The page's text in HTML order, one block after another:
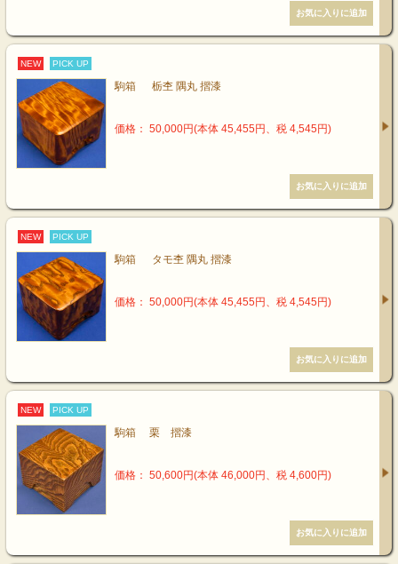
NEW PICK UP
駒箱 栃杢 隅丸 摺漆
価格： 50,000円(本体 45,455円、税 4,545円)
NEW PICK UP
駒箱 タモ杢 隅丸 摺漆
価格： 50,000円(本体 45,455円、税 4,545円)
NEW PICK UP
駒箱 栗 摺漆
価格： 50,600円(本体 46,000円、税 4,600円)